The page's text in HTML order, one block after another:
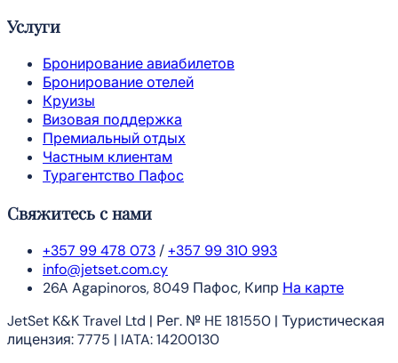
Услуги
Бронирование авиабилетов
Бронирование отелей
Круизы
Визовая поддержка
Премиальный отдых
Частным клиентам
Турагентство Пафос
Свяжитесь с нами
+357 99 478 073 /+357 99 310 993
info@jetset.com.cy
26A Agapinoros, 8049 Пафос, Кипр На карте
JetSet K&K Travel Ltd | Рег. № HE 181550 | Туристическая
лицензия: 7775 | IATA: 14200130